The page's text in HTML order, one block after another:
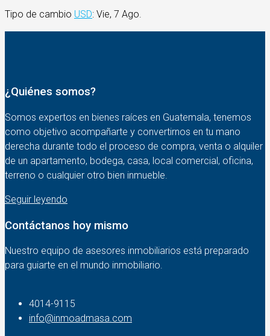
Tipo de cambio USD: Vie, 7 Ago.
¿Quiénes somos?
Somos expertos en bienes raíces en Guatemala, tenemos
como objetivo acompañarte y convertirnos en tu mano
derecha durante todo el proceso de compra, venta o alquiler
de un apartamento, bodega, casa, local comercial, oficina,
terreno o cualquier otro bien inmueble.
Seguir leyendo
Contáctanos hoy mismo
Nuestro equipo de asesores inmobiliarios está preparado
para guiarte en el mundo inmobiliario.
4014-9115‬
info@inmoadmasa.com